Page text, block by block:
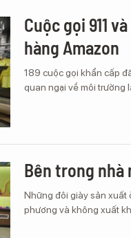
Cuộc gọi 911
hàng Amazon
189 cuộc gọi khẩn cấp
quan ngại về môi trường
Bên trong nhà
Những đôi giày sản xuất
phương và không xuất